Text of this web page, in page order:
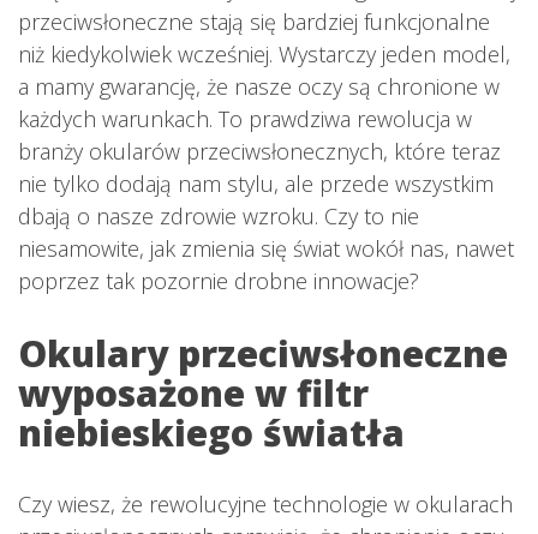
przeciwsłoneczne stają się bardziej funkcjonalne
niż kiedykolwiek wcześniej. Wystarczy jeden model,
a mamy gwarancję, że nasze oczy są chronione w
każdych warunkach. To prawdziwa rewolucja w
branży okularów przeciwsłonecznych, które teraz
nie tylko dodają nam stylu, ale przede wszystkim
dbają o nasze zdrowie wzroku. Czy to nie
niesamowite, jak zmienia się świat wokół nas, nawet
poprzez tak pozornie drobne innowacje?
Okulary przeciwsłoneczne
wyposażone w filtr
niebieskiego światła
Czy wiesz, że rewolucyjne technologie w okularach